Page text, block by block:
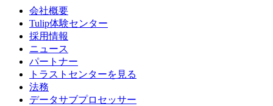
会社概要
Tulip体験センター
採用情報
ニュース
パートナー
トラストセンターを見る
法務
データサブプロセッサー